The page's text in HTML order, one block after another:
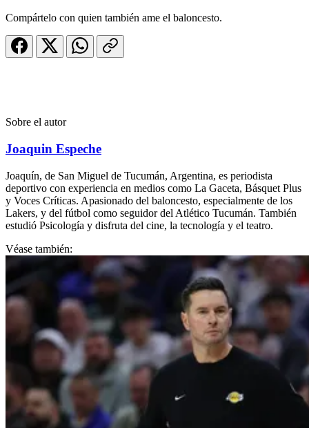
Compártelo con quien también ame el baloncesto.
Sobre el autor
Joaquin Espeche
Joaquín, de San Miguel de Tucumán, Argentina, es periodista
deportivo con experiencia en medios como La Gaceta, Básquet Plus
y Voces Críticas. Apasionado del baloncesto, especialmente de los
Lakers, y del fútbol como seguidor del Atlético Tucumán. También
estudió Psicología y disfruta del cine, la tecnología y el teatro.
Véase también: